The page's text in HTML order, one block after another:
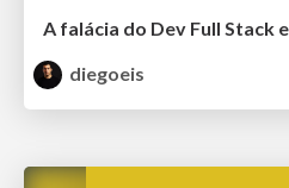
A falácia do Dev Full Stack
diegoeis